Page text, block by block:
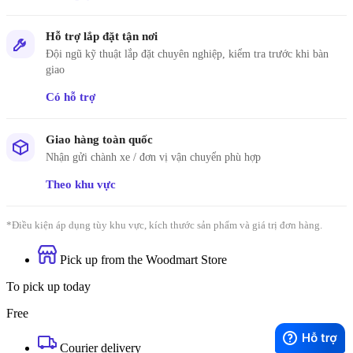
Hỗ trợ lắp đặt tận nơi
Đội ngũ kỹ thuật lắp đặt chuyên nghiệp, kiểm tra trước khi bàn
giao
Có hỗ trợ
Giao hàng toàn quốc
Nhận gửi chành xe / đơn vị vận chuyển phù hợp
Theo khu vực
*Điều kiện áp dụng tùy khu vực, kích thước sản phẩm và giá trị đơn hàng.
Pick up from the Woodmart Store
To pick up today
Free
Courier delivery